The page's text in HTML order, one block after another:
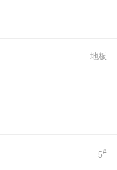
地板
5#